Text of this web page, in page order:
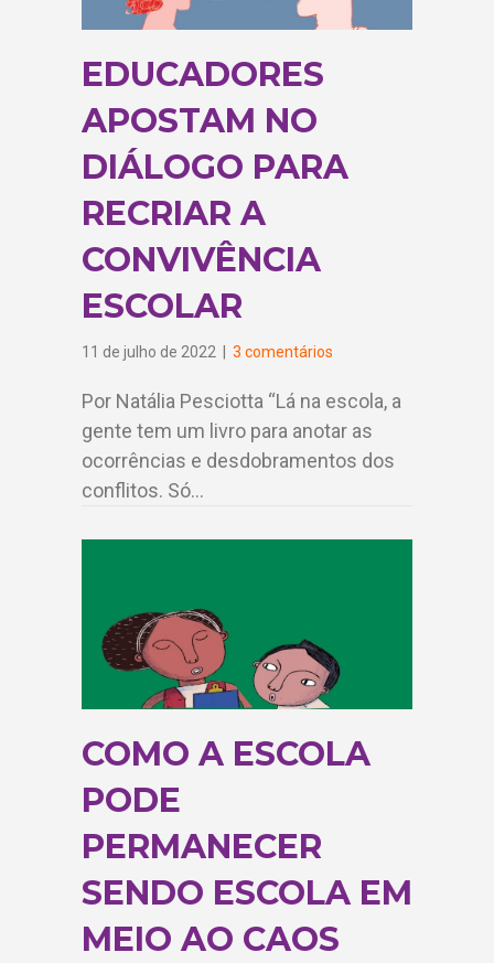
EDUCADORES
APOSTAM NO
DIÁLOGO PARA
RECRIAR A
CONVIVÊNCIA
ESCOLAR
11 de julho de 2022 3 comentários
Por Natália Pesciotta “Lá na escola, a
gente tem um livro para anotar as
ocorrências e desdobramentos dos
conflitos. Só…
COMO A ESCOLA
PODE
PERMANECER
SENDO ESCOLA EM
MEIO AO CAOS